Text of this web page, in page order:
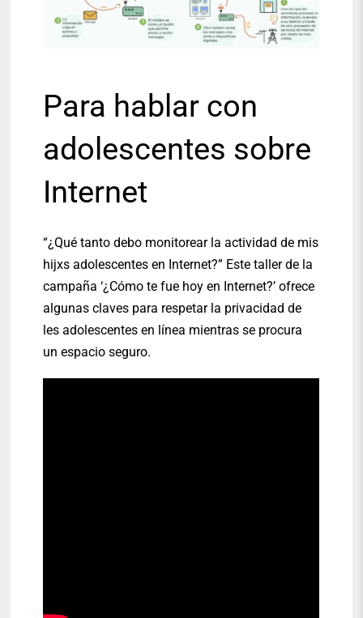
Para hablar con
adolescentes sobre
Internet
“¿Qué tanto debo monitorear la actividad de mis
hijxs adolescentes en Internet?” Este taller de la
campaña ‘¿Cómo te fue hoy en Internet?’ ofrece
algunas claves para respetar la privacidad de
les adolescentes en línea mientras se procura
un espacio seguro.